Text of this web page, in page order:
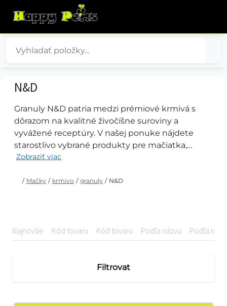
N&D
Granuly N&D patria medzi prémiové krmivá s
dôrazom na kvalitné živočíšne suroviny a
vyvážené receptúry. V našej ponuke nájdete
starostlivo vybrané produkty pre mačiatka,
dospelé aj sterilizované mačky vrátane receptúr
Zobraziť viac
/ Mačky / krmivo / granuly / N&D
Najnovšie Kód tovaru Kód tovaru Podľa názvu Podľa
Filtrovat